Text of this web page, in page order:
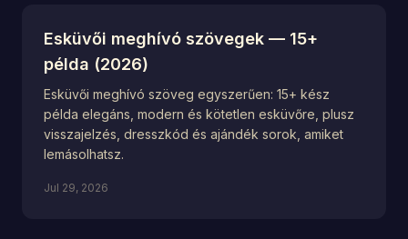
Esküvői meghívó szövegek — 15+
példa (2026)
Esküvői meghívó szöveg egyszerűen: 15+ kész
példa elegáns, modern és kötetlen esküvőre, plusz
visszajelzés, dresszkód és ajándék sorok, amiket
lemásolhatsz.
Jul 29, 2026